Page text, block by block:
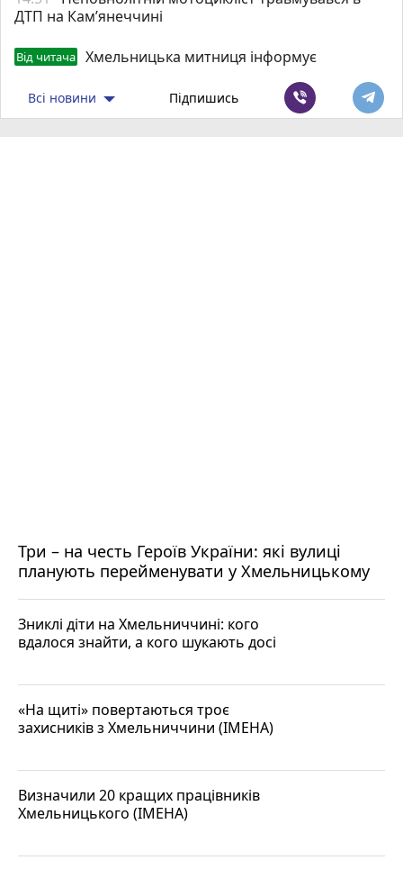
ДТП на Кам’янеччині
Від читача Хмельницька митниця інформує
Всі новини Підпишись
Три – на честь Героїв України: які вулиці
планують перейменувати у Хмельницькому
Зниклі діти на Хмельниччині: кого
вдалося знайти, а кого шукають досі
«На щиті» повертаються троє
захисників з Хмельниччини (ІМЕНА)
Визначили 20 кращих працівників
Хмельницького (ІМЕНА)